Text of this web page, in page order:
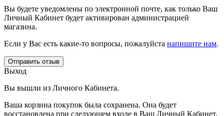
Вы будете уведомлены по электронной почте, как только Ваш
Личный Кабинет будет активирован администрацией
магазина.
Если у Вас есть какие-то вопросы, пожалуйста напишите нам.
Отправить отзыв
Выход
Вы вышли из Личного Кабинета.
Ваша корзина покупок была сохранена. Она будет
восстановлена при следующем входе в Ваш Личный Кабинет.